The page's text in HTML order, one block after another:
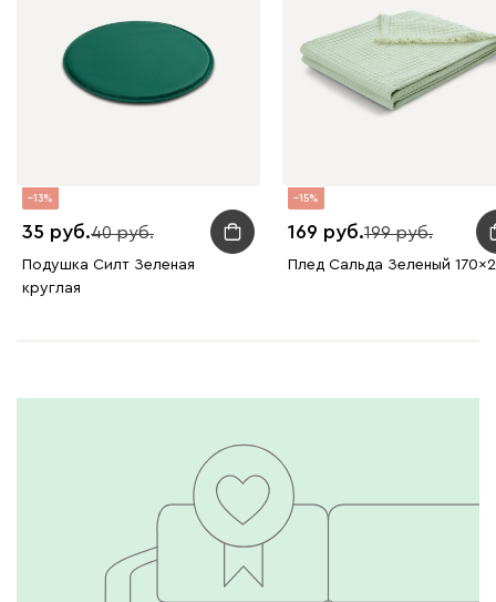
380 684
Бежевый Вишневый Голубой Графит
13
35 40
Подушка Силт Зеленая
круглая
15
169 199
Плед Сальда Зеленый